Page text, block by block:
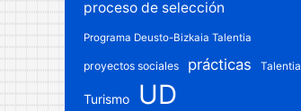
proceso de selección
Programa Deusto-Bizkaia Talentia
proyectos sociales prácticas Talentia
Turismo
UD